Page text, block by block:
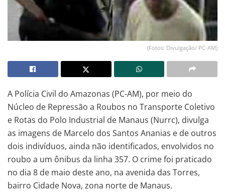
(Fotos: Divulgação/ PC-AM)
A Polícia Civil do Amazonas (PC-AM), por meio do
Núcleo de Repressão a Roubos no Transporte Coletivo
e Rotas do Polo Industrial de Manaus (Nurrc), divulga
as imagens de Marcelo dos Santos Ananias e de outros
dois indivíduos, ainda não identificados, envolvidos no
roubo a um ônibus da linha 357. O crime foi praticado
no dia 8 de maio deste ano, na avenida das Torres,
bairro Cidade Nova, zona norte de Manaus.